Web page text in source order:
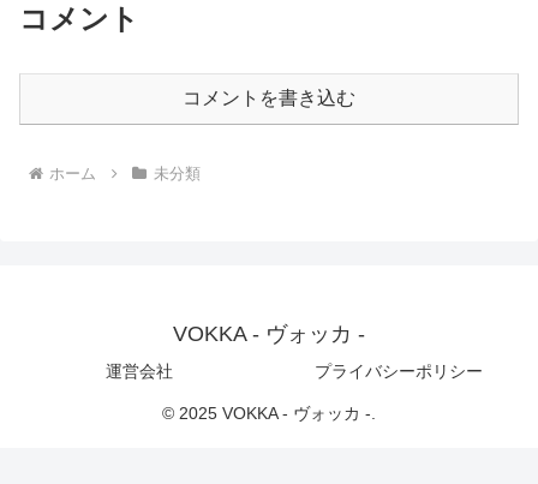
コメント
コメントを書き込む
ホーム 未分類
VOKKA - ヴォッカ -
運営会社 プライバシーポリシー
© 2025 VOKKA - ヴォッカ -.